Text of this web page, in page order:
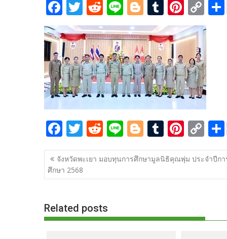
F
ac
e
b
o
o
k
T
w
itt
er
R
e
d
di
t
Li
n
e
Bl
o
g
g
er
T
u
m
bl
r
Pi
nt
er
e
st
C
o
p
y
Li
n
k
F
ac
e
b
o
k
T
w
itt
er
R
e
d
di
Li
n
e
Bl
o
g
g
T
u
m
bl
Pi
nt
er
e
C
o
p
y
k
แนะแนว
เรื่อง
จังหวัดพะเยา มอบทุนการศึกษามูลนิธิคุณพุ่ม ประจำปีกา
ศึกษา 2568
Related posts